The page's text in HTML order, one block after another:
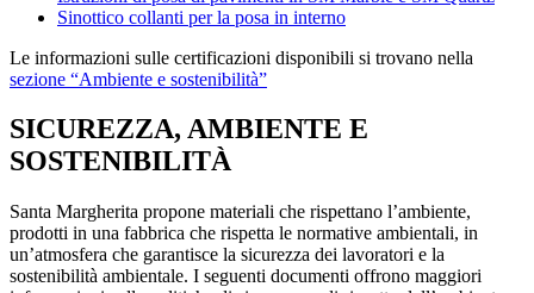
Sinottico collanti per la posa in interno
Le informazioni sulle certificazioni disponibili si trovano nella
sezione “Ambiente e sostenibilità”
SICUREZZA, AMBIENTE E
SOSTENIBILITÀ
Santa Margherita propone materiali che rispettano l’ambiente,
prodotti in una fabbrica che rispetta le normative ambientali, in
un’atmosfera che garantisce la sicurezza dei lavoratori e la
sostenibilità ambientale. I seguenti documenti offrono maggiori